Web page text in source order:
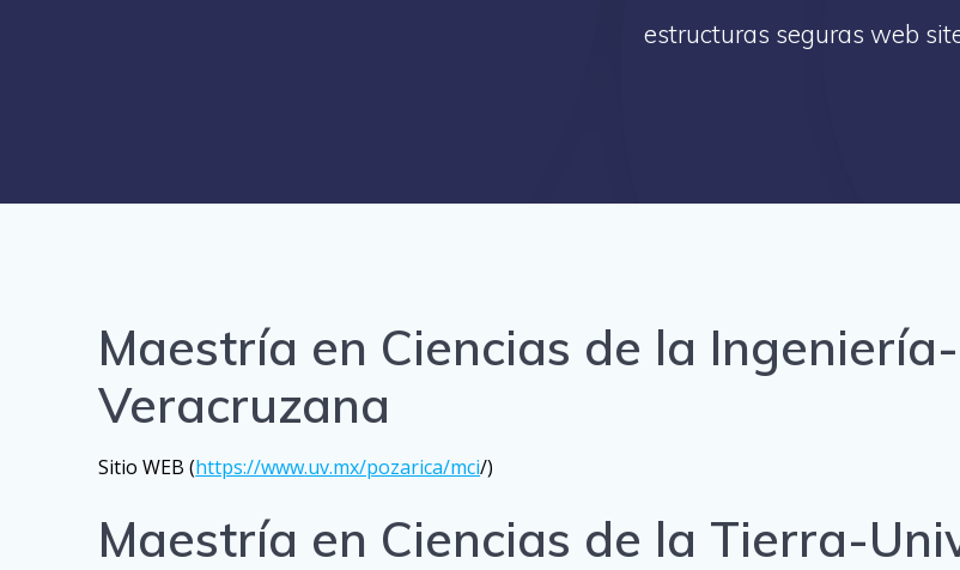
estructuras seguras web
Maestría en Ciencias de la
Veracruzana
Sitio WEB (https://www.uv.mx/pozarica/mci/)
Maestría en Ciencias de la Tierra-